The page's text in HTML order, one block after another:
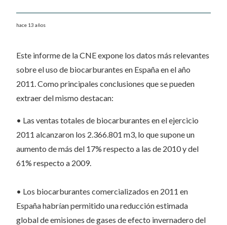
hace 13 años
Este informe de la CNE expone los datos más relevantes
sobre el uso de biocarburantes en España en el año
2011. Como principales conclusiones que se pueden
extraer del mismo destacan:
• Las ventas totales de biocarburantes en el ejercicio
2011 alcanzaron los 2.366.801 m3, lo que supone un
aumento de más del 17% respecto a las de 2010 y del
61% respecto a 2009.
• Los biocarburantes comercializados en 2011 en
España habrían permitido una reducción estimada
global de emisiones de gases de efecto invernadero del